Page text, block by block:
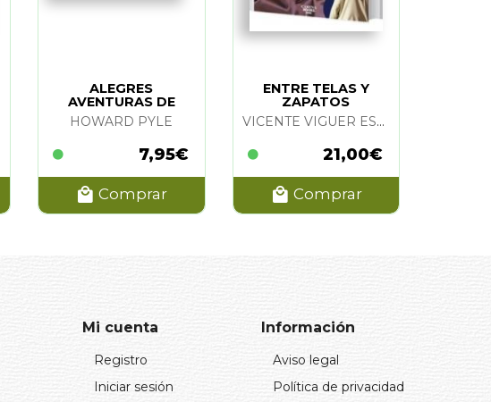
ALEGRES
AVENTURAS DE
ROBIN HOOD. LAS
HOWARD PYLE
7,95€
Comprar
ENTRE TELAS Y
ZAPATOS
VICENTE VIGUER ESPERT
21,00€
Comprar
Mi cuenta
Registro
Iniciar sesión
Información
Aviso legal
Política de privacidad